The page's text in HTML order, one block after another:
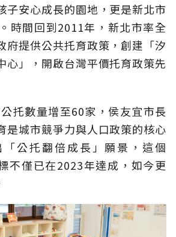
子安心成長的園地，更是新北市
時間回到2011年，新北市率全
府提供公共托育政策，創建「汐
心」，開啟台灣平價托育政策先
托數量增至60家，侯友宜市長
是城市競爭力與人口政策的核心
公托翻倍成長」願景，這個
不僅已在2023年達成，如今更